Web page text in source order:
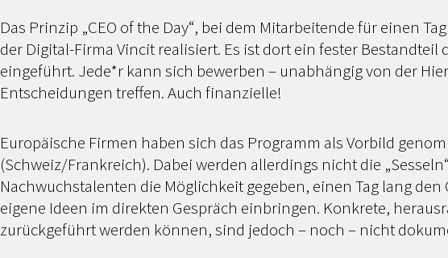
Das Prinzip „CEO of the Day“, bei dem Mitarbeitende für einen
der Digital-Firma Vincit realisiert. Es ist dort ein fester
eingeführt. Jede*r kann sich bewerben – unabhängig von der
Entscheidungen treffen. Auch finanzielle!
Europäische Firmen haben sich das Programm als Vorbild
(Schweiz/Frankreich). Dabei werden allerdings nicht die
Nachwuchstalenten die Möglichkeit gegeben, einen Tag lang
eigene Ideen im direkten Gespräch einbringen. Konkrete,
zurückgeführt werden können, sind jedoch – noch – nicht